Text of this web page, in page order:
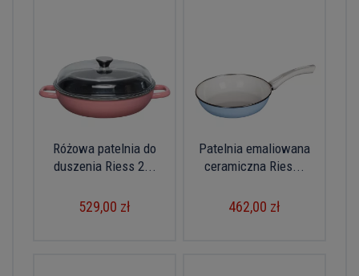
Różowa patelnia do
duszenia Riess 2...
529,00 zł
Patelnia emaliowana
ceramiczna Ries...
462,00 zł